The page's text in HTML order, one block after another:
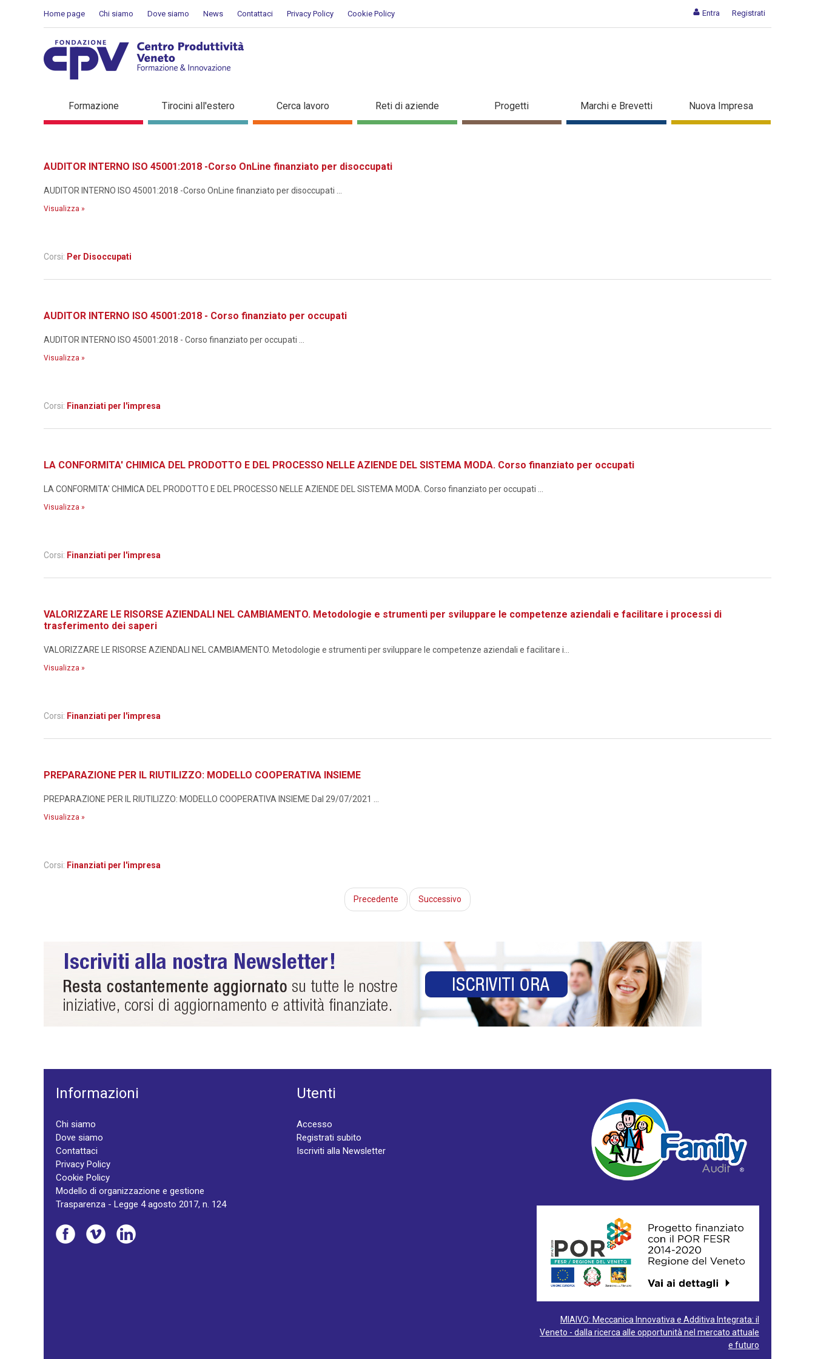
Entra Registrati
Home page Chi siamo Dove siamo News Contattaci Privacy Policy Cookie Policy
Dettaglio corso di formazione
Formazione Tirocini all'estero Cerca lavoro Reti di aziende Progetti Marchi e Brevetti Nuova Impresa
AUDITOR INTERNO ISO 45001:2018 -Corso OnLine finanziato per disoccupati
AUDITOR INTERNO ISO 45001:2018 -Corso OnLine finanziato per disoccupati ...
Visualizza »
Corsi: Per Disoccupati
AUDITOR INTERNO ISO 45001:2018 - Corso finanziato per occupati
AUDITOR INTERNO ISO 45001:2018 - Corso finanziato per occupati ...
Visualizza »
Corsi: Finanziati per l'impresa
LA CONFORMITA' CHIMICA DEL PRODOTTO E DEL PROCESSO NELLE AZIENDE DEL SISTEMA MODA. Corso finanziato per occupati
LA CONFORMITA' CHIMICA DEL PRODOTTO E DEL PROCESSO NELLE AZIENDE DEL SISTEMA MODA. Corso finanziato per occupati ...
Visualizza »
Corsi: Finanziati per l'impresa
VALORIZZARE LE RISORSE AZIENDALI NEL CAMBIAMENTO. Metodologie e strumenti per sviluppare le competenze aziendali e facilitare i processi di
trasferimento dei saperi
VALORIZZARE LE RISORSE AZIENDALI NEL CAMBIAMENTO. Metodologie e strumenti per sviluppare le competenze aziendali e facilitare i...
Visualizza »
Corsi: Finanziati per l'impresa
PREPARAZIONE PER IL RIUTILIZZO: MODELLO COOPERATIVA INSIEME
PREPARAZIONE PER IL RIUTILIZZO: MODELLO COOPERATIVA INSIEME Dal 29/07/2021 ...
Visualizza »
Corsi: Finanziati per l'impresa
Precedente Successivo
Informazioni
Chi siamo
Dove siamo
Contattaci
Privacy Policy
Cookie Policy
Modello di organizzazione e gestione
Trasparenza - Legge 4 agosto 2017, n. 124
Utenti
Accesso
Registrati subito
Iscriviti alla Newsletter
MIAIVO: Meccanica Innovativa e Additiva Integrata: il
Veneto - dalla ricerca alle opportunità nel mercato attuale
e futuro